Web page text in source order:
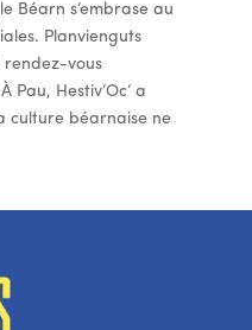
Béarn s’embrase au
Planvienguts
rendez-vous
Pau, Hestiv’Oc’ a
culture béarnaise ne